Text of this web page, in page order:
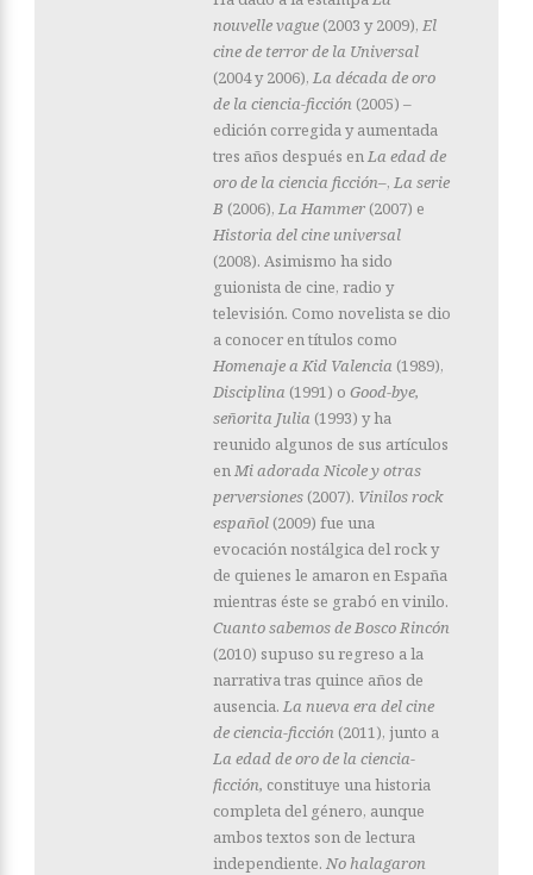
nouvelle vague (2003 y 2009), El
cine de terror de la Universal
(2004 y 2006), La década de oro
de la ciencia-ficción (2005) –
edición corregida y aumentada
tres años después enLa edad de
oro de la ciencia ficción–, La serie
B (2006), La Hammer (2007) e
Historia del cine universal
(2008). Asimismo ha sido
guionista de cine, radio y
televisión. Como novelista se dio
a conocer en títulos como
Homenaje a Kid Valencia (1989),
Disciplina (1991) o Good-bye,
señorita Julia (1993) y ha
reunido algunos de sus artículos
enMi adorada Nicole y otras
perversiones (2007). Vinilos rock
español (2009) fue una
evocación nostálgica del rock y
de quienes le amaron en España
mientras éste se grabó en vinilo.
Cuanto sabemos de Bosco Rincón
(2010) supuso su regreso a la
narrativa tras quince años de
ausencia. La nueva era del cine
de ciencia-ficción (2011), junto a
La edad de oro de la ciencia-
ficción, constituye una historia
completa del género, aunque
ambos textos son de lectura
independiente. No halagaron